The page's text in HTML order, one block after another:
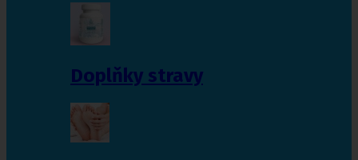
Doplňky stravy